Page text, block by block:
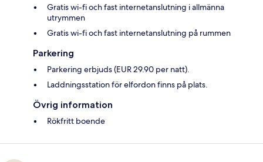
Gratis wi-fi och fast internetanslutning i allmänna
utrymmen
Gratis wi-fi och fast internetanslutning på rummen
Parkering
Parkering erbjuds (EUR 29.90 per natt).
Laddningsstation för elfordon finns på plats.
Övrig information
Rökfritt boende